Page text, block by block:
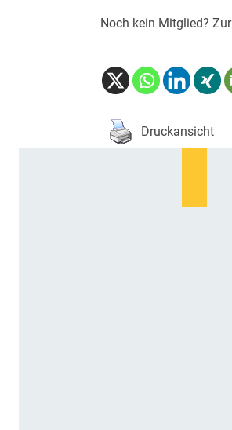
Noch kein Mitglied?
Druckansicht